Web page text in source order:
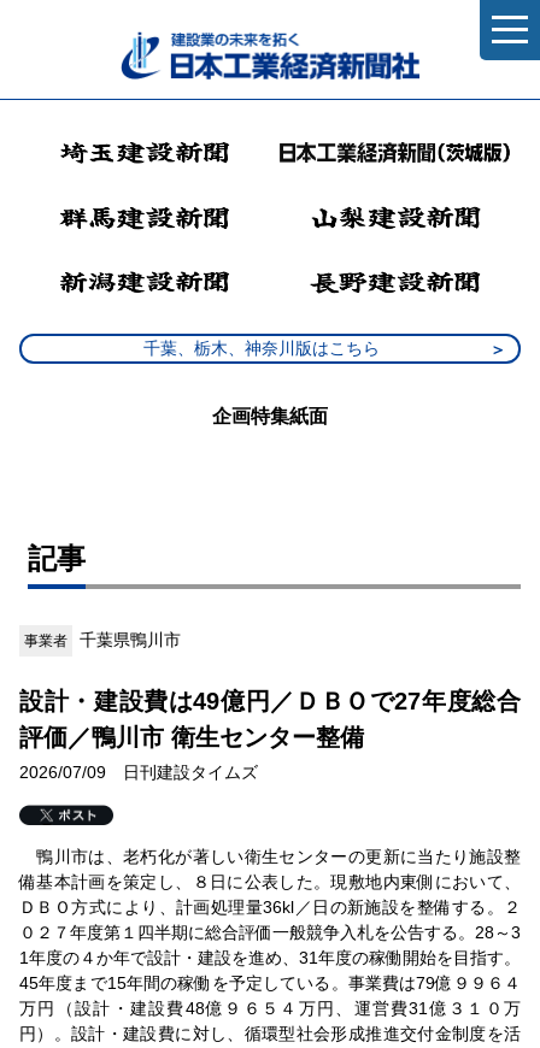
千葉、栃木、神奈川版はこちら
企画特集紙面
記事
事業者 千葉県鴨川市
設計・建設費は49億円／ＤＢＯで27年度総合
評価／鴨川市 衛生センター整備
2026/07/09 日刊建設タイムズ
鴨川市は、老朽化が著しい衛生センターの更新に当たり施設整
備基本計画を策定し、８日に公表した。現敷地内東側において、
ＤＢＯ方式により、計画処理量36kl／日の新施設を整備する。２
０２７年度第１四半期に総合評価一般競争入札を公告する。28～3
1年度の４か年で設計・建設を進め、31年度の稼働開始を目指す。
45年度まで15年間の稼働を予定している。事業費は79億９９６４
万円（設計・建設費48億９６５４万円、運営費31億３１０万
円）。設計・建設費に対し、循環型社会形成推進交付金制度を活